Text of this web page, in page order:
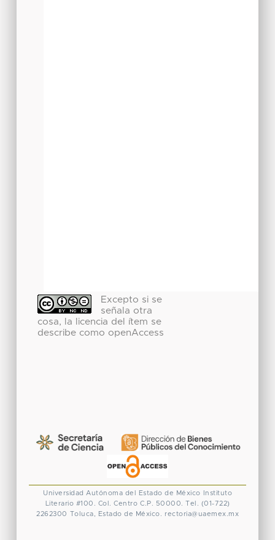
Excepto si se
señala otra
cosa, la licencia del ítem se
describe como openAccess
Universidad Autónoma del Estado de México
Instituto
Literario #100. Col. Centro C.P. 50000. Tel. (01-722)
2262300 Toluca, Estado de México. rectoria@uaemex.mx